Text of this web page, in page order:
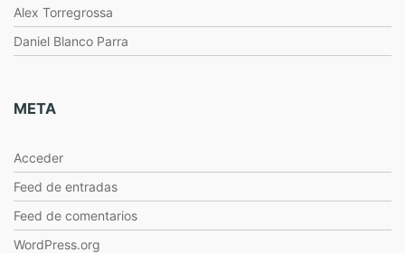
Alex Torregrossa
Daniel Blanco Parra
META
Acceder
Feed de entradas
Feed de comentarios
WordPress.org